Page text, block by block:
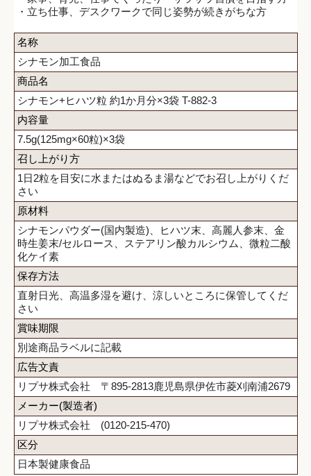
・立ち仕事、デスクワークで同じ姿勢が続きがちな方
名称
シナモン加工食品
商品名
シナモン+ヒハツ粒 約1か月分×3袋 T-882-3
内容量
7.5g(125mg×60粒)×3袋
召し上がり方
1日2粒を目安に水またはぬるま湯などでお召し上がりくだ
さい
原材料
シナモンパウダー(国内製造)、ヒハツ末、高麗人参末、金
時生姜末/セルロース、ステアリン酸カルシウム、微粒二酸
化ケイ素
保存方法
直射日光、高温多湿を避け、涼しいところに保管してくだ
さい
賞味期限
別途商品ラベルに記載
広告文責
リプサ株式会社 〒895-2813鹿児島県伊佐市菱刈南浦2679
メーカー(製造者)
リプサ株式会社 (0120-215-470)
区分
日本製健康食品